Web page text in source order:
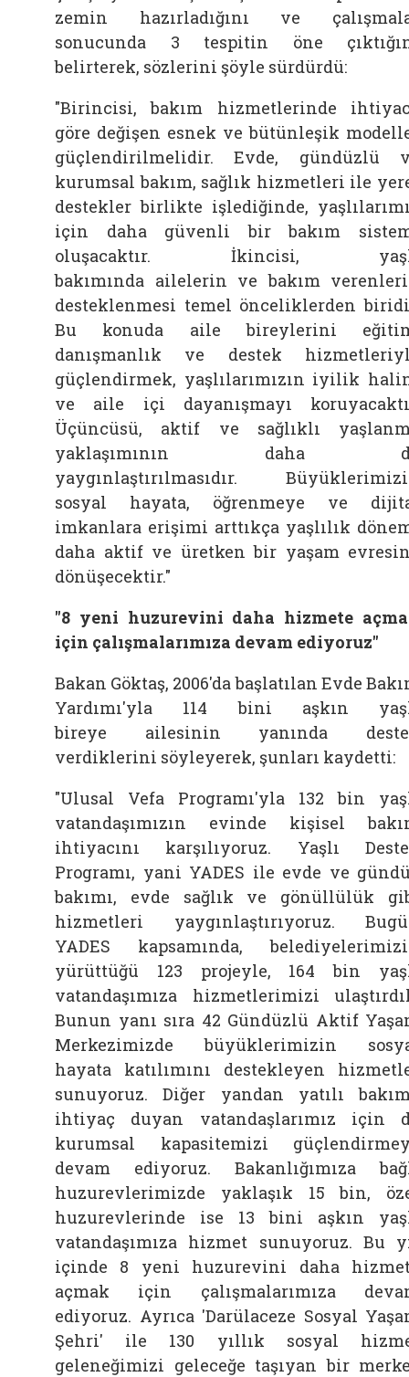
zemin hazırladığını ve
sonucunda 3 tespitin öne
belirterek, sözlerini şöyle sürdürdü:
"Birincisi, bakım hizmetlerinde
göre değişen esnek ve bütünleşik
güçlendirilmelidir. Evde, gündüzlü
kurumsal bakım, sağlık hizmetleri ile
destekler birlikte işlediğinde,
için daha güvenli bir bakım
oluşacaktır. İkincisi,
bakımında ailelerin ve bakım
desteklenmesi temel önceliklerden
Bu konuda
aile
bireylerini
danışmanlık ve destek
güçlendirmek, yaşlılarımızın iyilik
ve
aile
içi dayanışmayı
Üçüncüsü, aktif ve sağlıklı
yaklaşımının daha
yaygınlaştırılmasıdır.
sosyal hayata, öğrenmeye ve
imkanlara erişimi arttıkça yaşlılık
daha aktif ve üretken bir yaşam
dönüşecektir."
"8 yeni huzurevini daha hizmete
için çalışmalarımıza devam ediyoruz"
Bakan Göktaş, 2006'da başlatılan Evde
Yardımı'yla 114 bini aşkın
bireye
ailesinin yanında
verdiklerini söyleyerek, şunları kaydetti:
"Ulusal Vefa Programı'yla 132 bin
vatandaşımızın evinde kişisel
ihtiyacını karşılıyoruz. Yaşlı
Programı, yani YADES ile evde ve
bakımı, evde sağlık ve gönüllülük
hizmetleri yaygınlaştırıyoruz.
YADES kapsamında,
yürüttüğü 123 projeyle, 164 bin
vatandaşımıza hizmetlerimizi
Bunun yanı sıra 42 Gündüzlü Aktif
Merkezimizde büyüklerimizin
hayata katılımını destekleyen
sunuyoruz. Diğer yandan yatılı
ihtiyaç duyan vatandaşlarımız için
kurumsal kapasitemizi
devam ediyoruz. Bakanlığımıza
huzurevlerimizde yaklaşık 15 bin,
huzurevlerinde ise 13 bini aşkın
vatandaşımıza hizmet sunuyoruz. Bu
içinde 8 yeni huzurevini daha
açmak için çalışmalarımıza
ediyoruz. Ayrıca 'Darülaceze Sosyal
Şehri' ile 130 yıllık sosyal
geleneğimizi geleceğe taşıyan bir